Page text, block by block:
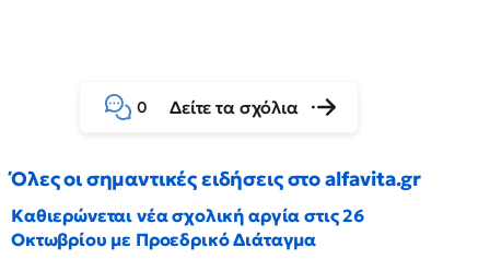
0 Δείτε τα σχόλια
Όλες οι σημαντικές ειδήσεις στο alfavita.gr
Καθιερώνεται νέα σχολική αργία στις 26
Οκτωβρίου με Προεδρικό Διάταγμα